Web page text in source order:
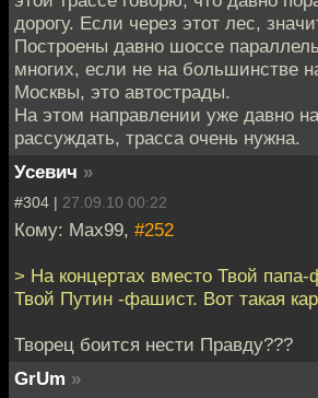
дорогу. Если через этот лес,
Построены давно шоссе
многих, если не на большинстве
Москвы, это автострады.
На этом направлении уже давно
рассуждать, трасса очень нужна.
Усевич »
#304 | 27.09.10 00:22
Кому: Max99, #252
> На концертах вместо Твой
Твой Путин -фашист. Вот такая
Творец боится нести Правду???
GrUm »